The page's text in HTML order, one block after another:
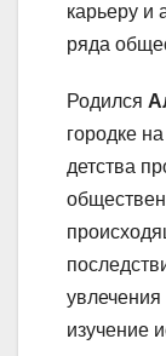
карьеру и
ряда
Родился
городке
детства
изучение